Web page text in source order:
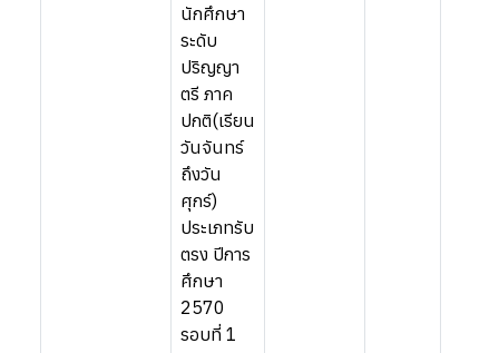
นักศึกษา
ระดับ
ปริญญา
ตรี ภาค
ปกติ(เรียน
วันจันทร์
ถึงวัน
ศุกร์)
ประเภทรับ
ตรง ปีการ
ศึกษา
2570
รอบที่ 1